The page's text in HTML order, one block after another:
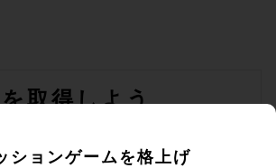
取得しよう
プライバシーポリシー
ションゲームを格上げ